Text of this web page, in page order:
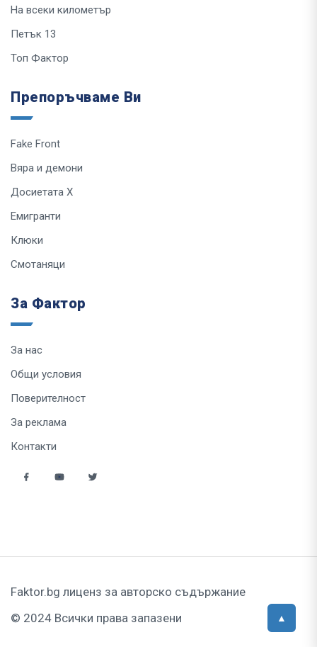
На всеки километър
Петък 13
Топ Фактор
Препоръчваме Ви
Fake Front
Вяра и демони
Досиетата Х
Емигранти
Клюки
Смотаняци
За Фактор
За нас
Общи условия
Поверителност
За реклама
Контакти
Faktor.bg лиценз за авторско съдържание
© 2024 Всички права запазени